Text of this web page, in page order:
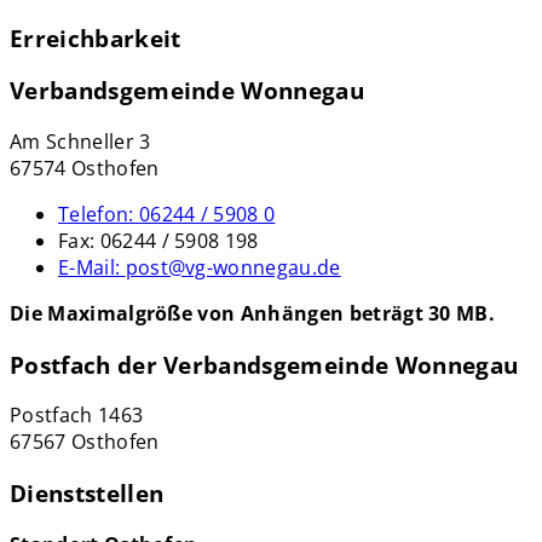
Erreichbarkeit
Verbandsgemeinde Wonnegau
Am Schneller 3
67574 Osthofen
Telefon: 06244 / 5908 0
Fax: 06244 / 5908 198
E-Mail: post@vg-wonnegau.de
Die Maximalgröße von Anhängen beträgt 30 MB.
Postfach der Verbandsgemeinde Wonnegau
Postfach 1463
67567 Osthofen
Dienststellen